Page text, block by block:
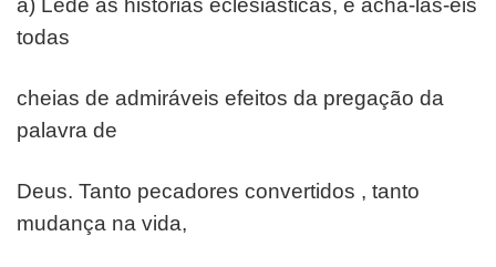
a) Lede as histórias eclesiásticas, e achá-las-eis
todas
cheias de admiráveis efeitos da pregação da
palavra de
Deus. Tanto pecadores convertidos , tanto
mudança na vida,